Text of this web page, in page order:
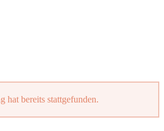
hat bereits stattgefunden.